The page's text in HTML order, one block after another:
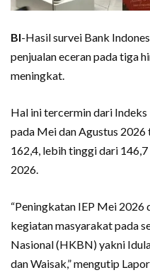
BI-Hasil survei Bank
penjualan eceran pada tiga
meningkat.
Hal ini tercermin dari
pada Mei dan Agustus
162,4, lebih tinggi dari
2026.
“Peningkatan IEP Mei
kegiatan masyarakat pada
Nasional (HKBN) yakni
dan Waisak,” mengutip